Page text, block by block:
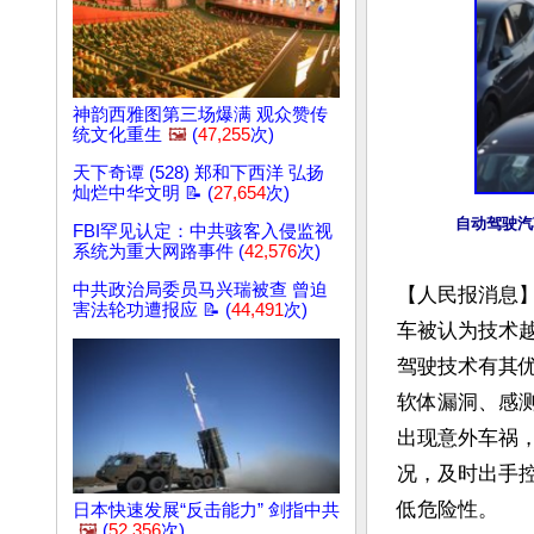
神韵西雅图第三场爆满 观众赞传
统文化重生 🖼️ (47,255次)
天下奇谭 (528) 郑和下西洋 弘扬
灿烂中华文明 📝 (27,654次)
FBI罕见认定：中共骇客入侵监视
系统为重大网路事件 (42,576次)
中共政治局委员马兴瑞被查 曾迫
害法轮功遭报应 📝 (44,491次)
日本快速发展“反击能力” 剑指中共
自动驾驶
【人民报消息
车被认为技术
驾驶技术有其
软体漏洞、感
出现意外车祸
况，及时出手
低危险性。